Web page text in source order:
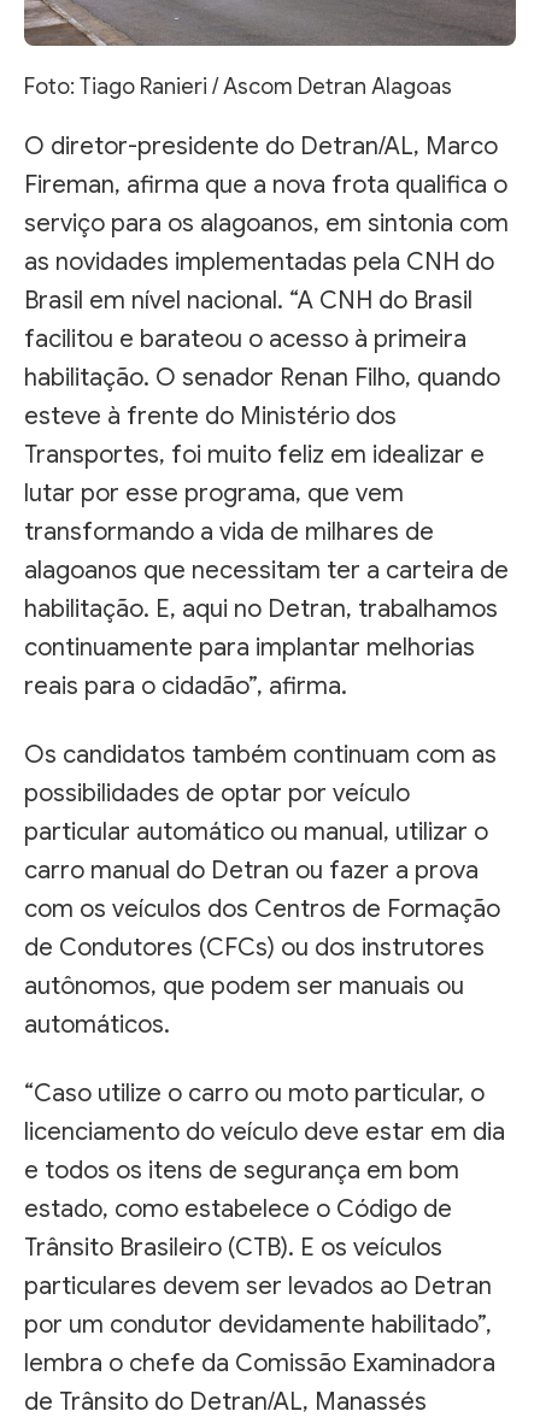
Foto: Tiago Ranieri / Ascom Detran Alagoas
O diretor-presidente do Detran/AL, Marco
Fireman, afirma que a nova frota qualifica o
serviço para os alagoanos, em sintonia com
as novidades implementadas pela CNH do
Brasil em nível nacional. “A CNH do Brasil
facilitou e barateou o acesso à primeira
habilitação. O senador Renan Filho, quando
esteve à frente do Ministério dos
Transportes, foi muito feliz em idealizar e
lutar por esse programa, que vem
transformando a vida de milhares de
alagoanos que necessitam ter a carteira de
habilitação. E, aqui no Detran, trabalhamos
continuamente para implantar melhorias
reais para o cidadão”, afirma.
Os candidatos também continuam com as
possibilidades de optar por veículo
particular automático ou manual, utilizar o
carro manual do Detran ou fazer a prova
com os veículos dos Centros de Formação
de Condutores (CFCs) ou dos instrutores
autônomos, que podem ser manuais ou
automáticos.
“Caso utilize o carro ou moto particular, o
licenciamento do veículo deve estar em dia
e todos os itens de segurança em bom
estado, como estabelece o Código de
Trânsito Brasileiro (CTB). E os veículos
particulares devem ser levados ao Detran
por um condutor devidamente habilitado”,
lembra o chefe da Comissão Examinadora
de Trânsito do Detran/AL, Manassés